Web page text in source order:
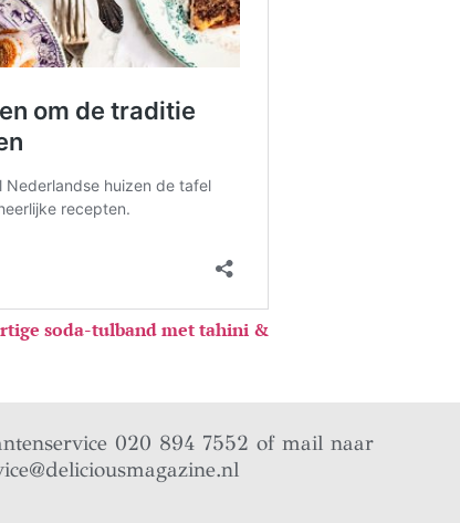
soda-tulband met tahini &
020 894 7552 of mail naar